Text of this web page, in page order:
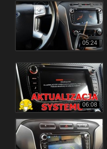
05:24
06:08